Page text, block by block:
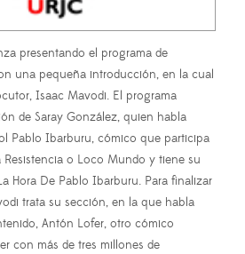
presentando el programa de
una pequeña introducción, en la cual
Isaac Mavodi. El programa
de Saray González, quien habla
Pablo Ibarburu, cómico que participa
o Loco Mundo y tiene su
Hora De Pablo Ibarburu. Para finalizar
trata su sección, en la que habla
Antón Lofer, otro cómico
con más de tres millones de